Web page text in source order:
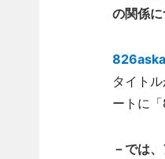
の関係に
826aska
タイト
ートに
－では